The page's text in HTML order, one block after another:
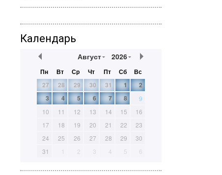
Календарь
Август 2026
Пн Вт Ср Чт Пт Сб
Вс
27
28 29 30 31 1
2
3
4 5 6 7 8
9
10
11 12 13 14 15
16
17
18 19 20 21 22
23
24
25 26 27 28 29
30
31
1 2 3 4 5 6